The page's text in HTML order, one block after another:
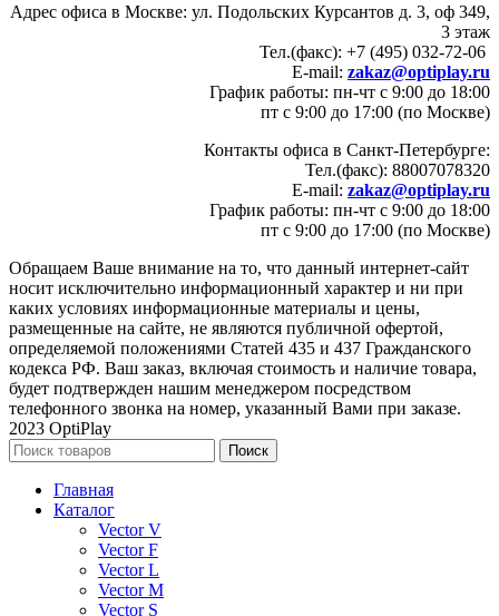
Адрес офиса в Москве: ул. Подольских Курсантов д. 3, оф 349,
3 этаж
Тел.(факс): +7 (495) 032-72-06
E-mail: zakaz@optiplay.ru
График работы: пн-чт с 9:00 до 18:00
пт с 9:00 до 17:00 (по Москве)
Контакты офиса в Санкт-Петербурге:
Тел.(факс): 88007078320
E-mail: zakaz@optiplay.ru
График работы: пн-чт с 9:00 до 18:00
пт с 9:00 до 17:00 (по Москве)
Обращаем Ваше внимание на то, что данный интернет-сайт
носит исключительно информационный характер и ни при
каких условиях информационные материалы и цены,
размещенные на сайте, не являются публичной офертой,
определяемой положениями Статей 435 и 437 Гражданского
кодекса РФ. Ваш заказ, включая стоимость и наличие товара,
будет подтвержден нашим менеджером посредством
телефонного звонка на номер, указанный Вами при заказе.
2023 OptiPlay
Поиск
Главная
Каталог
Vector V
Vector F
Vector L
Vector M
Vector S